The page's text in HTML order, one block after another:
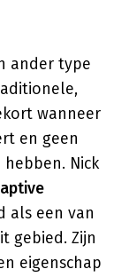
ander type
wanneer
en geen
Nick
als een van
gebied. Zijn
eigenschap